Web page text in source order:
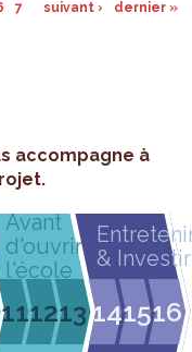
7 suivant › dernier »
accompagne à
Avant
d'ouvrir
l'école
111213
& Investir
141516